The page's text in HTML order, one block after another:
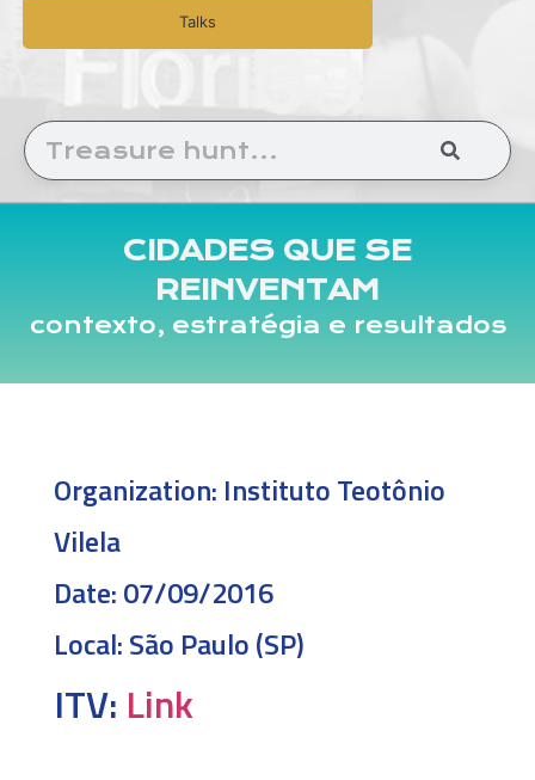
Talks
CIDADES QUE SE
REINVENTAM
contexto, estratégia e resultados
Organization: Instituto Teotônio
Vilela
Date:07/09/2016
Local:São Paulo (SP)
ITV: Link